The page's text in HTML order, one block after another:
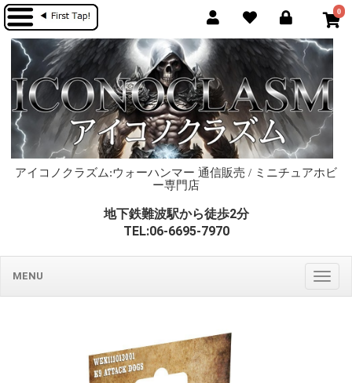
0
アイコノクラズム:ウォーハンマー 通信販売 / ミニチュアホビ
ー専門店
地下鉄難波駅から徒歩2分
TEL:06-6695-7970
MENU